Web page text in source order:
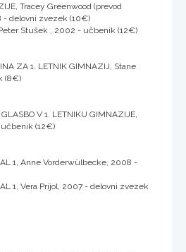
Tracey Greenwood (prevod
- delovni zvezek (10€)
Stušek , 2002 - učbenik (12€)
ZA 1. LETNIK GIMNAZIJ, Stane
(8€)
V 1. LETNIKU GIMNAZIJE,
(12€)
1, Anne Vorderwülbecke, 2008 -
1, Vera Prijol, 2007 - delovni zvezek